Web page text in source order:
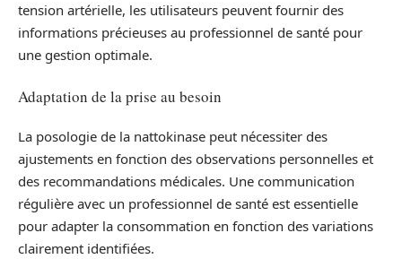
tension artérielle, les utilisateurs peuvent fournir des
informations précieuses au professionnel de santé pour
une gestion optimale.
Adaptation de la prise au besoin
La posologie de la nattokinase peut nécessiter des
ajustements en fonction des observations personnelles et
des recommandations médicales. Une communication
régulière avec un professionnel de santé est essentielle
pour adapter la consommation en fonction des variations
clairement identifiées.